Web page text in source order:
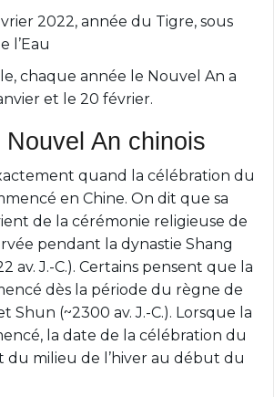
2022, année du Tigre, sous
l’Eau
chaque année le Nouvel An a
et le 20 février.
An chinois
quand la célébration du
en Chine. On dit que sa
de la cérémonie religieuse de
pendant la dynastie Shang
av. J.-C.). Certains pensent que la
dès la période du règne de
Shun (~2300 av. J.-C.). Lorsque la
la date de la célébration du
du milieu de l’hiver au début du